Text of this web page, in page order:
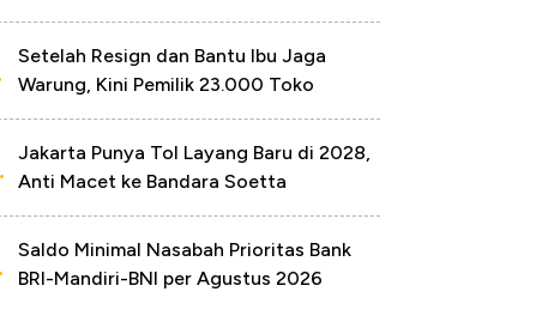
Setelah Resign dan Bantu Ibu Jaga
Warung, Kini Pemilik 23.000 Toko
Jakarta Punya Tol Layang Baru di 2028,
Anti Macet ke Bandara Soetta
Saldo Minimal Nasabah Prioritas Bank
BRI-Mandiri-BNI per Agustus 2026